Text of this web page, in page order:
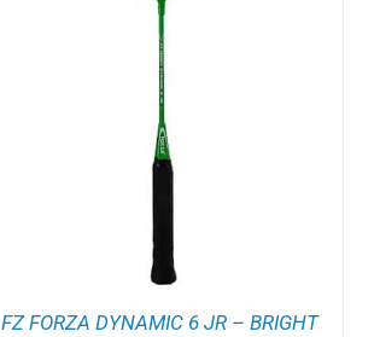
FZ FORZA DYNAMIC 6 JR – BRIGHT